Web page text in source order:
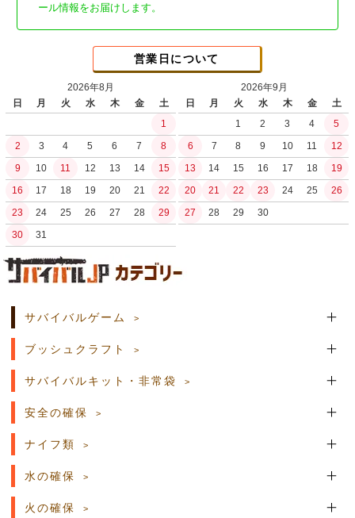
ール情報をお届けします。
営業日について
2026年8月
日
月 火 水 木 金
土
1
2
3 4 5 6 7
8
9
10 11 12 13 14
15
16
17 18 19 20 21
22
23
24 25 26 27 28
29
30
31
2026年9月
日
月 火 水 木 金
土
1
2 3 4
5
6
7 8 9 10 11
12
13
14 15 16 17 18
19
20
21 22 23 24 25
26
27
28 29 30
土日祝日の商品発送はございません。
サバイバルゲーム
ブッシュクラフト
サバイバルキット・非常袋
安全の確保
ナイフ類
水の確保
火の確保